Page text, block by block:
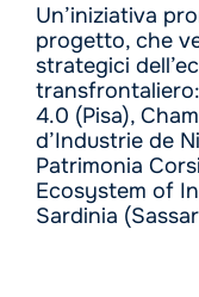
Un’iniziativa
progetto, che
strategici
transfrontaliero:
4.0 (Pisa),
d’Industrie de
Patrimonia
Ecosystem of
Sardinia